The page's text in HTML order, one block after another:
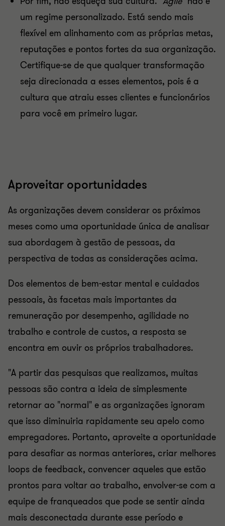
um regime personalizado. Está sendo mais
flexível em alinhamento com as próprias metas,
reputações e pontos fortes da sua organização.
Certifique-se de que qualquer transformação
seja direcionada a esses elementos, pois é a
cultura que atraiu esses clientes e funcionários
para você em primeiro lugar.
Aproveitar oportunidades
As organizações devem considerar os próximos
meses como uma oportunidade única de analisar
sua abordagem à gestão de pessoas, da
perspectiva de todas as considerações acima.
Dos elementos de bem-estar mental e cuidados
pessoais, às facetas mais importantes da
remuneração por desempenho, agilidade no
trabalho e controle de custos, a resposta se
encontra em ouvir os próprios trabalhadores.
"A partir das pesquisas que realizamos, muitas
pessoas são contra a ideia de simplesmente
retornar ao "normal" e as organizações ignoram
que isso diminuiria rapidamente seu apelo como
empregadores. Portanto, aproveite a oportunidade
para desafiar as normas anteriores, criar melhores
loops de feedback, convencer aqueles que estão
prontos para voltar ao trabalho, envolver-se com a
equipe de franqueados que pode se sentir ainda
mais desconectada durante esse período e